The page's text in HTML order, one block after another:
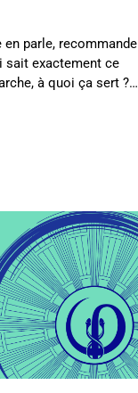
en parle, recommande
sait exactement ce
à quoi ça sert ?…